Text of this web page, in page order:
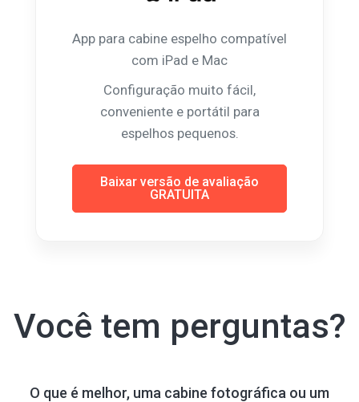
App para cabine espelho compatível
com iPad e Mac
Configuração muito fácil,
conveniente e portátil para
espelhos pequenos.
Baixar versão de avaliação
GRATUITA
Você tem perguntas?
O que é melhor, uma cabine fotográfica ou um